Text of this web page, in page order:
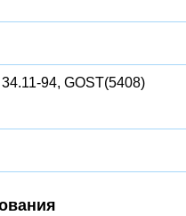
94, GOST(5408)